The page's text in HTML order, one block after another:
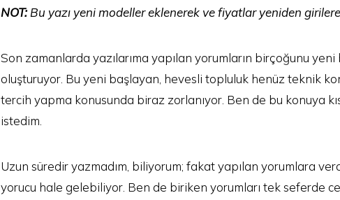
NOT:Bu yazı yeni modeller eklenerek ve fiyatlar yeniden
Son zamanlarda yazılarıma yapılan yorumların birçoğunu
oluşturuyor. Bu yeni başlayan, hevesli topluluk henüz teknik
tercih yapma konusunda biraz zorlanıyor. Ben de bu konuya
istedim.
Uzun süredir yazmadım, biliyorum; fakat yapılan yorumlara
yorucu hale gelebiliyor. Ben de biriken yorumları tek seferde